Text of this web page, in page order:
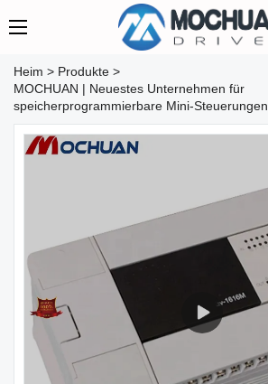
Heim > Produkte >
MOCHUAN | Neuestes Unternehmen für
speicherprogrammierbare Mini-Steuerungen